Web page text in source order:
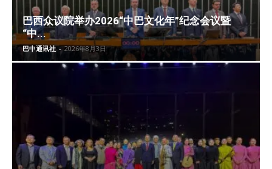
巴西众议院举办2026“中巴文化年”纪念会议暨
“中...
巴中通讯社 - 2026年8月3日